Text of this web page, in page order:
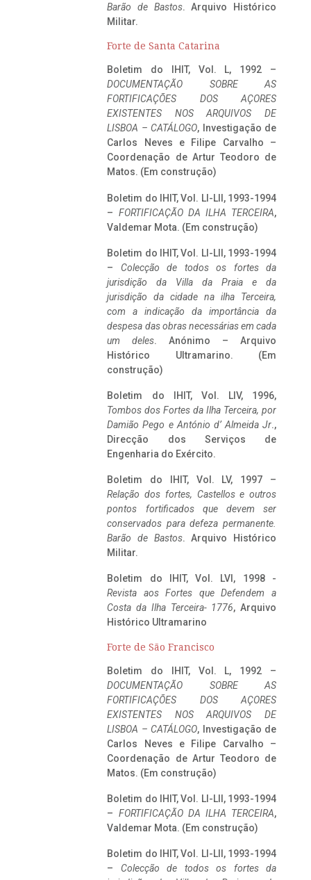
Barão de Bastos. Arquivo Histórico
Militar.
Forte de Santa Catarina
Boletim do IHIT, Vol. L, 1992 –
DOCUMENTAÇÃO SOBRE AS
FORTIFICAÇÕES DOS AÇORES
EXISTENTES NOS ARQUIVOS DE
LISBOA – CATÁLOGO, Investigação de
Carlos Neves e Filipe Carvalho –
Coordenação de Artur Teodoro de
Matos. (Em construção)
Boletim do IHIT, Vol. LI-LII, 1993-1994
– FORTIFICAÇÃO DA ILHA TERCEIRA,
Valdemar Mota. (Em construção)
Boletim do IHIT, Vol. LI-LII, 1993-1994
– Colecção de todos os fortes da
jurisdição da Villa da Praia e da
jurisdição da cidade na ilha Terceira,
com a indicação da importância da
despesa das obras necessárias em cada
um deles. Anónimo – Arquivo
Histórico Ultramarino. (Em
construção)
Boletim do IHIT, Vol. LIV, 1996,
Tombos dos Fortes da Ilha Terceira, por
Damião Pego e António d’ Almeida Jr.,
Direcção dos Serviços de
Engenharia do Exército.
Boletim do IHIT, Vol. LV, 1997 –
Relação dos fortes, Castellos e outros
pontos fortificados que devem ser
conservados para defeza permanente.
Barão de Bastos. Arquivo Histórico
Militar.
Boletim do IHIT, Vol. LVI, 1998 -
Revista aos Fortes que Defendem a
Costa da Ilha Terceira- 1776, Arquivo
Histórico Ultramarino
Forte de São Francisco
Boletim do IHIT, Vol. L, 1992 –
DOCUMENTAÇÃO SOBRE AS
FORTIFICAÇÕES DOS AÇORES
EXISTENTES NOS ARQUIVOS DE
LISBOA – CATÁLOGO, Investigação de
Carlos Neves e Filipe Carvalho –
Coordenação de Artur Teodoro de
Matos. (Em construção)
Boletim do IHIT, Vol. LI-LII, 1993-1994
– FORTIFICAÇÃO DA ILHA TERCEIRA,
Valdemar Mota. (Em construção)
Boletim do IHIT, Vol. LI-LII, 1993-1994
– Colecção de todos os fortes da